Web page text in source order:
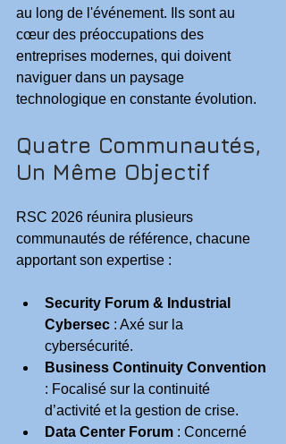
au long de l'événement. Ils sont au
cœur des préoccupations des
entreprises modernes, qui doivent
naviguer dans un paysage
technologique en constante évolution.
Quatre Communautés,
Un Même Objectif
RSC 2026 réunira plusieurs
communautés de référence, chacune
apportant son expertise :
Security Forum & Industrial
Cybersec : Axé sur la
cybersécurité.
Business Continuity Convention
: Focalisé sur la continuité
d’activité et la gestion de crise.
Data Center Forum : Concerné